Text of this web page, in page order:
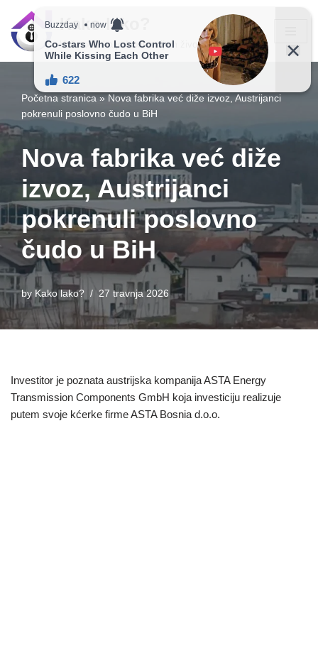
Skip
Kako lako?
Vaš vodič ka jednostavnijem životu!
Početna stranica»Nova fabrika već diže izvoz, Austrijanci
pokrenuli poslovno čudo u BiH
Nova fabrika već diže
izvoz, Austrijanci
pokrenuli poslovno
čudo u BiH
by Kako lako? 27 travnja 2026
Investitor je poznata austrijska kompanija ASTA Energy
Transmission Components GmbH koja investiciju realizuje
putem svoje kćerke firme ASTA Bosnia d.o.o.